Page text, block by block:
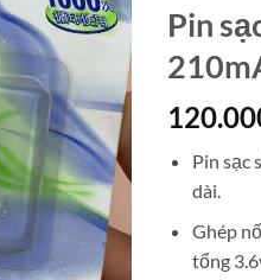
Pin
Pin sạc
dài.
Ghép
tổng